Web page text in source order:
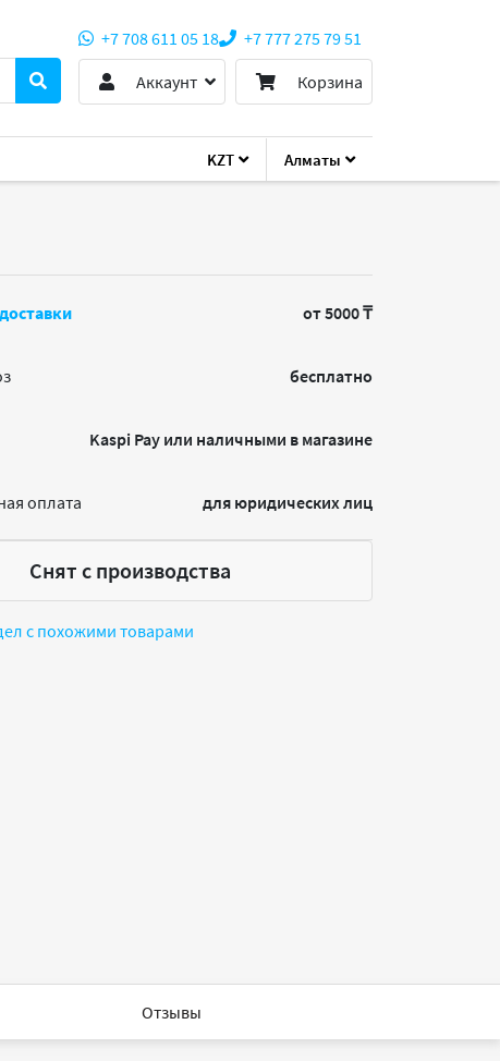
KZT Алматы
+7 708 611 05 18
+7 777 275 79 51
Аккаунт
Корзина
от 5000 ₸
бесплатно
Kaspi Pay или наличными в магазине
оплата для юридических лиц
Снят с производства
с похожими товарами
Отзывы